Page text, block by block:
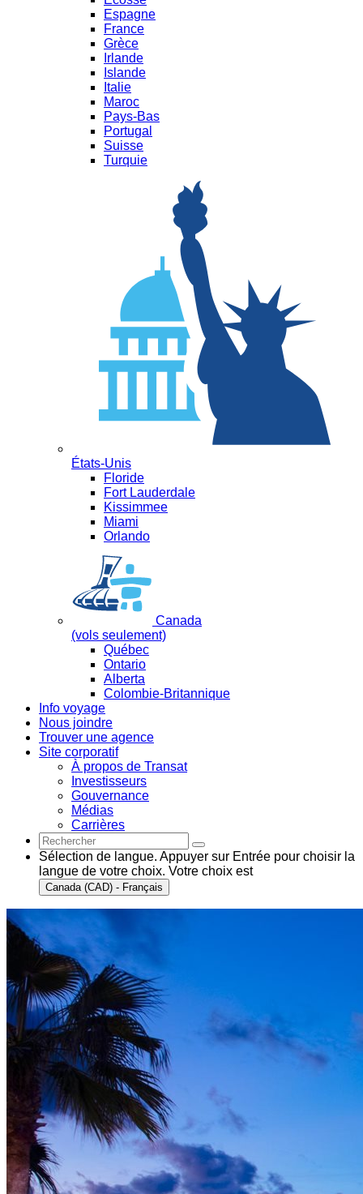
Espagne
France
Grèce
Irlande
Islande
Italie
Maroc
Pays-Bas
Portugal
Suisse
Turquie
États-Unis
Floride
Fort Lauderdale
Kissimmee
Miami
Orlando
Canada
(vols seulement)
Québec
Ontario
Alberta
Colombie-Britannique
Info voyage
Nous joindre
Trouver une agence
Site corporatif
À propos de Transat
Investisseurs
Gouvernance
Médias
Carrières
Sélection de langue. Appuyer sur Entrée pour choisir la
langue de votre choix. Votre choix est
Canada (CAD) - Français